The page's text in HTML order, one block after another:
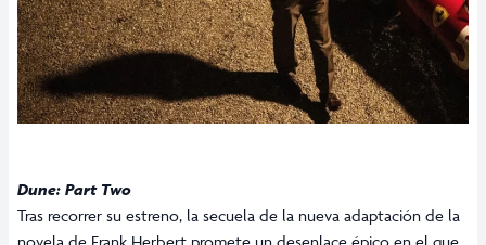
Dune: Part Two
Tras recorrer su estreno, la secuela de la nueva adaptación de la
novela de Frank Herbert promete un desenlace épico en el que